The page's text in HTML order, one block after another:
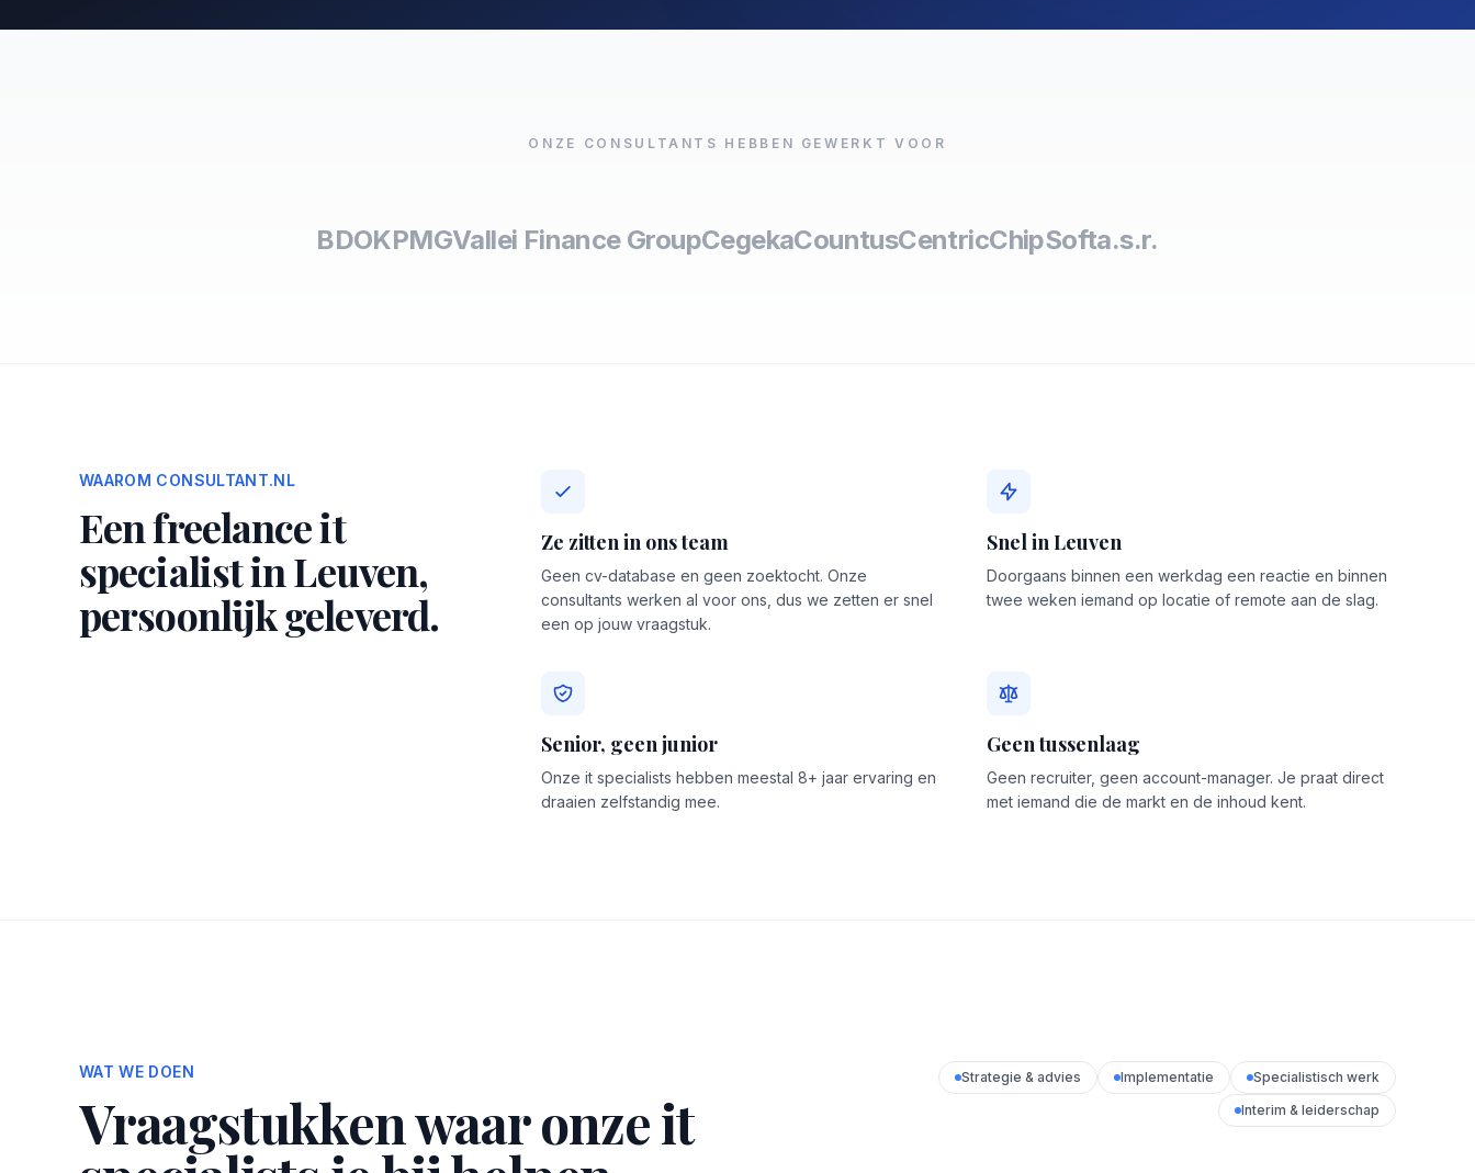
ONZE CONSULTANTS HEBBEN GEWERKT VOOR
BDOKPMGVallei Finance GroupCegekaCountusCentricChipSofta.s.r.
WAAROM CONSULTANT.NL
Een freelance it
specialist in Leuven,
persoonlijk geleverd.
Ze zitten in ons team
Geen cv-database en geen zoektocht. Onze
consultants werken al voor ons, dus we zetten er snel
een op jouw vraagstuk.
Snel in Leuven
Doorgaans binnen een werkdag een reactie en binnen
twee weken iemand op locatie of remote aan de slag.
Senior, geen junior
Onze it specialists hebben meestal 8+ jaar ervaring en
draaien zelfstandig mee.
Geen tussenlaag
Geen recruiter, geen account-manager. Je praat direct
met iemand die de markt en de inhoud kent.
WAT WE DOEN
Vraagstukken waar onze it
Strategie & advies Implementatie
Specialistisch werk
Interim & leiderschap